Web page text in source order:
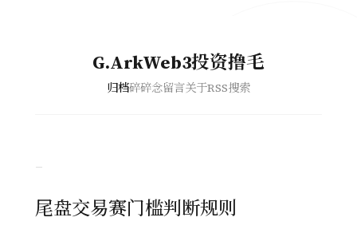
G.ArkWeb3投资撸毛
归档碎碎念留言关于RSS搜索
–
尾盘交易赛门槛判断规则